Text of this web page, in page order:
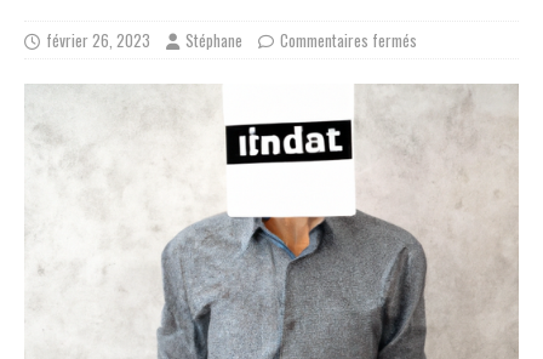
février 26, 2023 Stéphane Commentaires fermés